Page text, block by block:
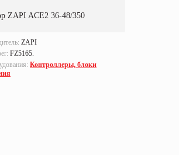
ZAPI ACE2 36-48/350
ZAPI
FZ5165.
Контроллеры, блоки